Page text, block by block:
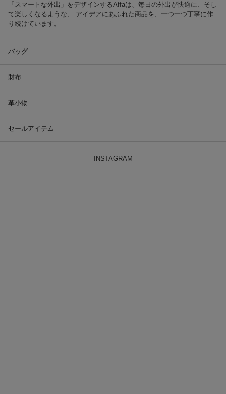
「スマートな外出」をデザインするAffaは、毎日の外出が快適に、そし
て楽しくなるような、 アイデアにあふれた商品を、一つ一つ丁寧に作
り続けています。
バッグ
財布
革小物
セールアイテム
INSTAGRAM